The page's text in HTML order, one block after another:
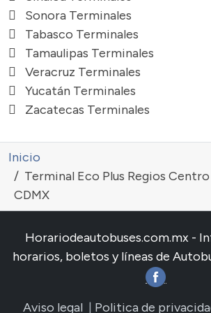
Sonora Terminales
Tabasco Terminales
Tamaulipas Terminales
Veracruz Terminales
Yucatán Terminales
Zacatecas Terminales
Inicio
Terminal Eco Plus Regios
CDMX
Horariodeautobuses.com.mx -
horarios, boletos y líneas de
Aviso legal| Politica de